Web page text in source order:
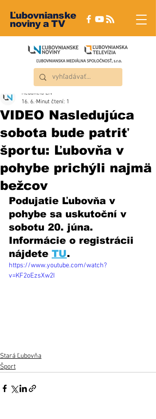
Ľubovnianske
noviny a TV
VIDEO Nasledujúca
sobota bude patriť
športu: Ľubovňa v
pohybe prichýli najmä
bežcov
Redakcia ĽN
16. 6. Minut čtení: 1
Podujatie Ľubovňa v
pohybe sa uskutoční v
sobotu 20. júna.
Informácie o registrácii
nájdete TU.
https://www.youtube.com/watch?
v=KF2oEzsXw2I
Stará Ľubovňa
Šport